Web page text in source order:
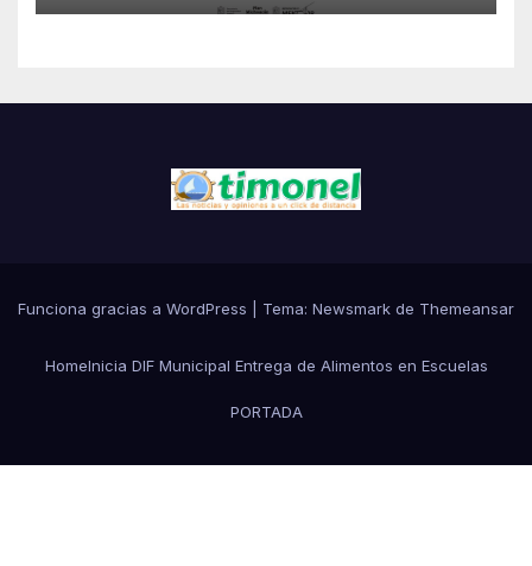
Funciona gracias a WordPress Tema: Newsmark de Themeansar
HomeInicia DIF Municipal Entrega de Alimentos en Escuelas
PORTADA